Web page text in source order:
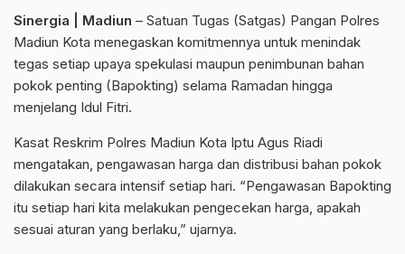
Sinergia | Madiun – Satuan Tugas (Satgas) Pangan Polres
Madiun Kota menegaskan komitmennya untuk menindak
tegas setiap upaya spekulasi maupun penimbunan bahan
pokok penting (Bapokting) selama Ramadan hingga
menjelang Idul Fitri.
Kasat Reskrim Polres Madiun Kota Iptu Agus Riadi
mengatakan, pengawasan harga dan distribusi bahan pokok
dilakukan secara intensif setiap hari. “Pengawasan Bapokting
itu setiap hari kita melakukan pengecekan harga, apakah
sesuai aturan yang berlaku,” ujarnya.